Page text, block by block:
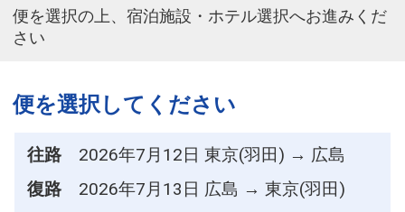
便を選択の上、宿泊施設・ホテル選択へお進みくだ
さい
便を選択してください
往路
2026年7月12日 東京(羽田) → 広島
復路
2026年7月13日 広島 → 東京(羽田)